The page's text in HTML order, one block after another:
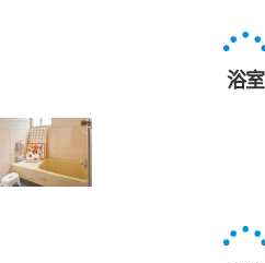
浴室